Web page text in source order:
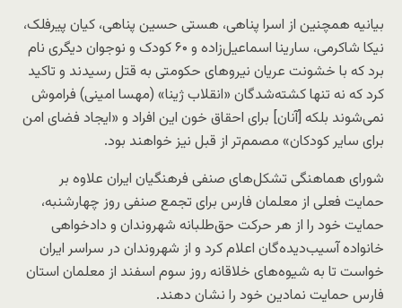
بیانیه همچنین از اسرا پناهی، هستی حسین پناهی، کیان پیرفلک،
نیکا شاکرمی، سارینا اسماعیل‌زاده و ۶۰ کودک و نوجوان دیگری نام
برد که با خشونت عریان نیروهای حکومتی به قتل رسیدند و تاکید
کرد که نه تنها کشته‌شدگان «انقلاب ژینا» (مهسا امینی) فراموش
نمی‌شوند بلکه [آنان] برای احقاق خون این افراد و «ایجاد فضای امن
برای سایر کودکان» مصمم‌تر از قبل نیز خواهند بود.
شورای هماهنگی تشکل‌های صنفی فرهنگیان ایران علاوه بر
حمایت فعلی از معلمان فارس برای تجمع صنفی روز چهارشنبه،
حمایت خود را از هر حرکت حق‌طلبانه شهروندان و دادخواهی
خانواده آسیب‌دیده‌گان اعلام کرد و از شهروندان در سراسر ایران
خواست تا به شیوه‌های خلاقانه روز سوم اسفند از معلمان استان
فارس حمایت نمادین خود را نشان دهند.